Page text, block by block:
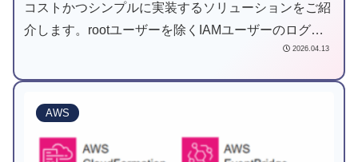
コストかつシンプルに実装するソリューションをご紹
介します。rootユーザーを除くIAMユーザーのログイ
ンイベントは、記録されるリージョンが分散してしま
プラクティスを解説します。他の定番アーキテクチャ
を没にした理由から、具体的なフィルター設定手順ま
2026.04.13
AWS